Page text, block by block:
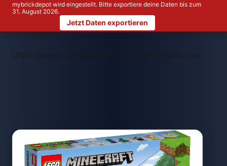
mybrickdepot wird eingestellt. Bitte exportiere deine Daten bis zum
31. August 2026.
Jetzt Daten exportieren
LEGO Themen > LEGO 21174 Das moderne